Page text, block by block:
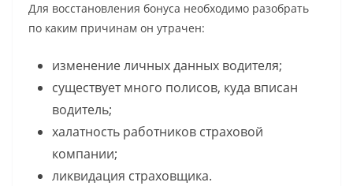
Для восстановления бонуса необходимо разобрать
по каким причинам он утрачен:
изменение личных данных водителя;
существует много полисов, куда вписан
водитель;
халатность работников страховой
компании;
ликвидация страховщика.